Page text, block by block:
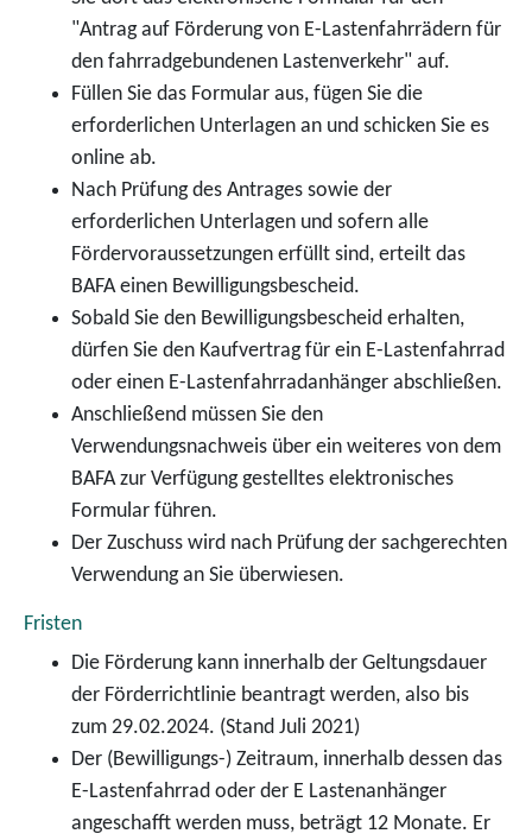
"Antrag auf Förderung von E-Lastenfahrrädern für
den fahrradgebundenen Lastenverkehr" auf.
Füllen Sie das Formular aus, fügen Sie die
erforderlichen Unterlagen an und schicken Sie es
online ab.
Nach Prüfung des Antrages sowie der
erforderlichen Unterlagen und sofern alle
Fördervoraussetzungen erfüllt sind, erteilt das
BAFA einen Bewilligungsbescheid.
Sobald Sie den Bewilligungsbescheid erhalten,
dürfen Sie den Kaufvertrag für ein E-Lastenfahrrad
oder einen E-Lastenfahrradanhänger abschließen.
Anschließend müssen Sie den
Verwendungsnachweis über ein weiteres von dem
BAFA zur Verfügung gestelltes elektronisches
Formular führen.
Der Zuschuss wird nach Prüfung der sachgerechten
Verwendung an Sie überwiesen.
Fristen
Die Förderung kann innerhalb der Geltungsdauer
der Förderrichtlinie beantragt werden, also bis
zum 29.02.2024. (Stand Juli 2021)
Der (Bewilligungs-) Zeitraum, innerhalb dessen das
E-Lastenfahrrad oder der E Lastenanhänger
angeschafft werden muss, beträgt 12 Monate. Er